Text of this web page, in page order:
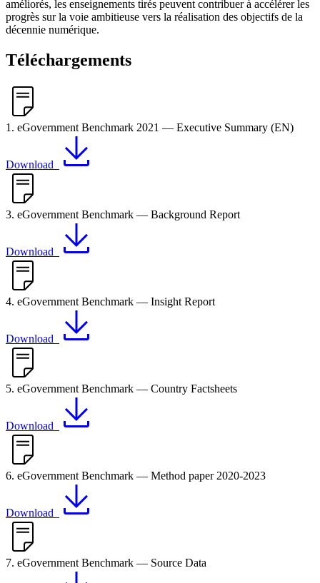
améliorés, les enseignements tirés peuvent contribuer à accélérer les
progrès sur la voie ambitieuse vers la réalisation des objectifs de la
décennie numérique.
Téléchargements
1. eGovernment Benchmark 2021 — Executive Summary (EN)
Download
3. eGovernment Benchmark — Background Report
Download
4. eGovernment Benchmark — Insight Report
Download
5. eGovernment Benchmark — Country Factsheets
Download
6. eGovernment Benchmark — Method paper 2020-2023
Download
7. eGovernment Benchmark — Source Data